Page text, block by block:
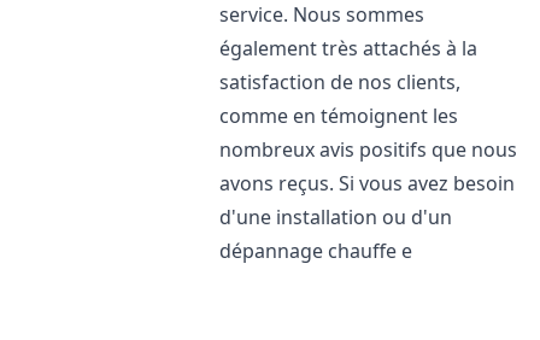
service. Nous sommes
également très attachés à la
satisfaction de nos clients,
comme en témoignent les
nombreux avis positifs que nous
avons reçus. Si vous avez besoin
d'une installation ou d'un
dépannage chauffe e